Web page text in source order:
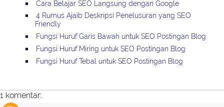
Cara Belajar SEO Langsung dengan Google
4 Rumus Ajaib Deskripsi Penelusuran yang SEO
Friendly
Fungsi Huruf Garis Bawah untuk SEO Postingan Blog
Fungsi Huruf Miring untuk SEO Postingan Blog
Fungsi Huruf Tebal untuk SEO Postingan Blog
1 komentar: